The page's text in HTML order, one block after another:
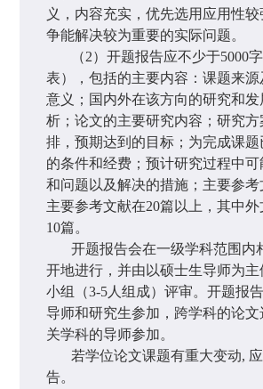
义，内容充实，优先选用应用性
争能解决较为重要的实际问题。
（2）开题报告应不少于5000
表），包括的主要内容：课题来
意义；国内外在该方向的研究和发
析；论文的主要研究内容；研究
排，预期达到的目标；为完成课
的条件和经费；预计研究过程中
和问题以及解决的措施；主要参
主要参考文献在20篇以上，其中
10篇。
开题报告会在一级学科范围内
开地进行，并由以硕士生导师为
小组（3-5人组成）评审。开题报
导师和研究生参加，跨学科的论
关学科的导师参加。
若学位论文课题有重大变动,
告。